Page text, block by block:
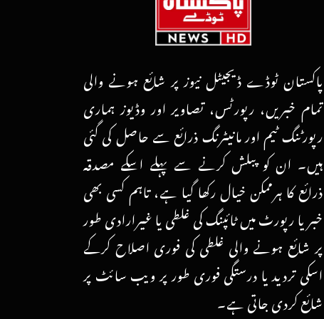
پاکستان ٹوڈے ڈیجیٹل نیوز پر شائع ہونے والی
تمام خبریں، رپورٹس، تصاویر اور وڈیوز ہماری
رپورٹنگ ٹیم اور مانیٹرنگ ذرائع سے حاصل کی گئی
ہیں۔ ان کو پبلش کرنے سے پہلے اسکے مصدقہ
ذرائع کا ہرممکن خیال رکھا گیا ہے، تاہم کسی بھی
خبر یا رپورٹ میں ٹائپنگ کی غلطی یا غیرارادی طور
پر شائع ہونے والی غلطی کی فوری اصلاح کرکے
اسکی تردید یا درستگی فوری طور پر ویب سائٹ پر
شائع کردی جاتی ہے۔